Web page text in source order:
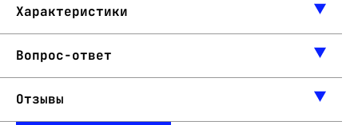
Характеристики
Вопрос-ответ
Отзывы